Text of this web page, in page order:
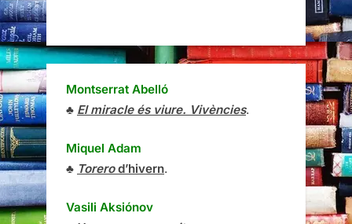
Montserrat Abelló
♣ El miracle és viure. Vivències.
Miquel Adam
♣ Torerod’hivern.
Vasili Aksiónov